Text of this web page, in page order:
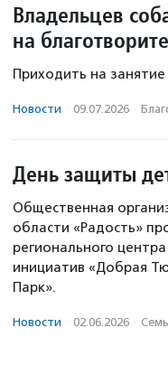
Владельцев
на
Приходить на
Новости · 09.07.2026 ·
День защиты
Общественная
области «Радость»
регионального
инициатив «Добрая
Парк».
Новости · 02.06.2026 ·